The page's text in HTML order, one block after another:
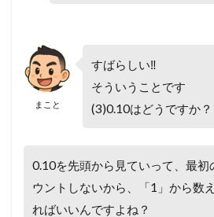
まこと
すばらしい‼
そういうことです
(3)0.10はどうですか？
0.10を先頭から見ていって、最初
ウントしないから、「1」から数
ればいいんですよね？